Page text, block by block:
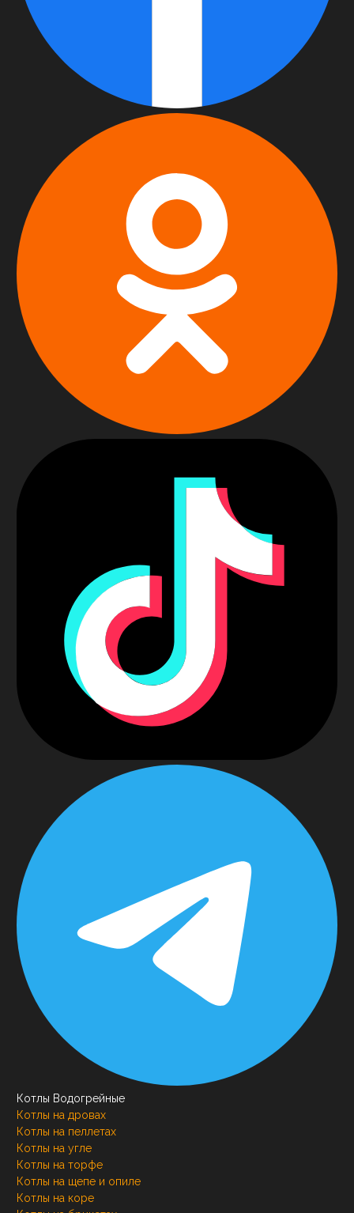
Котлы Водогрейные
Котлы на дровах
Котлы на пеллетах
Котлы на угле
Котлы на торфе
Котлы на щепе и опиле
Котлы на коре